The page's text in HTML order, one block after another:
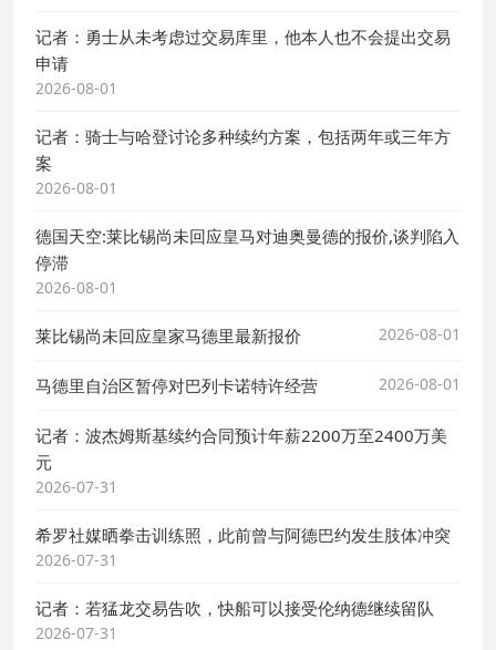
记者：勇士从未考虑过交易库里，他本人也不会提出交易
申请
2026-08-01
记者：骑士与哈登讨论多种续约方案，包括两年或三年方
案
2026-08-01
德国天空:莱比锡尚未回应皇马对迪奥曼德的报价,谈判陷入
停滞
2026-08-01
莱比锡尚未回应皇家马德里最新报价 2026-08-01
马德里自治区暂停对巴列卡诺特许经营 2026-08-01
记者：波杰姆斯基续约合同预计年薪2200万至2400万美
元
2026-07-31
希罗社媒晒拳击训练照，此前曾与阿德巴约发生肢体冲突
2026-07-31
记者：若猛龙交易告吹，快船可以接受伦纳德继续留队
2026-07-31